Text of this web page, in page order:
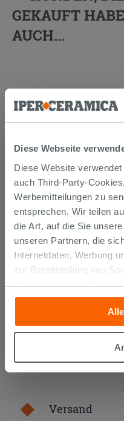
Diese Webseite
Diese Website
auch Third-Party-
Werbemitteilungen zu
entsprechen. Wir teilen
die Art, auf die Sie
unseren Partnern, die
Internetdaten, Werbung
zur Bereitstellung von
Analyse unseres
anderen Informationen,
die sie aufgrund Ihrer
gesammelt haben,
möchten oder Ihre
Zustimmung kann durch
die Schaltfläche "X"
nach der Installation der
GEKAUFT
AUCH...
Kerakoll H40
26,99 €
IN DEN
Versand